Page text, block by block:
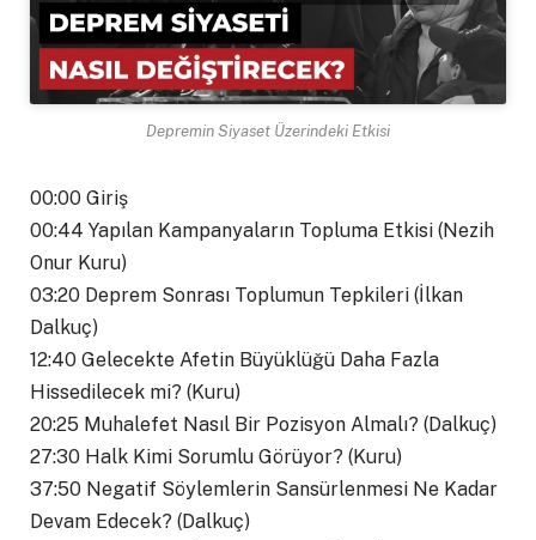
Depremin Siyaset Üzerindeki Etkisi
00:00 Giriş
00:44 Yapılan Kampanyaların Topluma Etkisi (Nezih
Onur Kuru)
03:20 Deprem Sonrası Toplumun Tepkileri (İlkan
Dalkuç)
12:40 Gelecekte Afetin Büyüklüğü Daha Fazla
Hissedilecek mi? (Kuru)
20:25 Muhalefet Nasıl Bir Pozisyon Almalı? (Dalkuç)
27:30 Halk Kimi Sorumlu Görüyor? (Kuru)
37:50 Negatif Söylemlerin Sansürlenmesi Ne Kadar
Devam Edecek? (Dalkuç)